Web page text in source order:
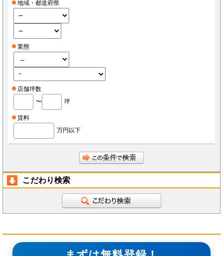
地域・都道府県
業態
店舗坪数
〜
坪
賃料
万円以下
こだわり検索